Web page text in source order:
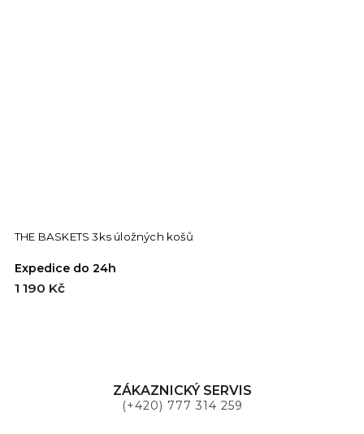
THE BASKETS 3ks úložných košů
Expedice do 24h
1 190 Kč
ZÁKAZNICKÝ SERVIS
(+420) 777 314 259